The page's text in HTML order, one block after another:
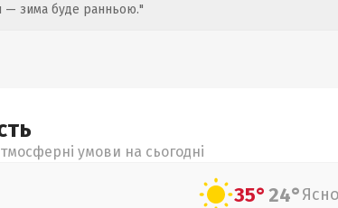
— зима буде ранньою."
умови на сьогодні
35°24°Ясно